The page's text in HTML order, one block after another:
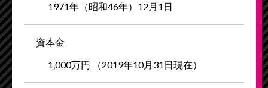
1971年（昭和46年）12月1日
資本金
1,000万円 （2019年10月31日現在）